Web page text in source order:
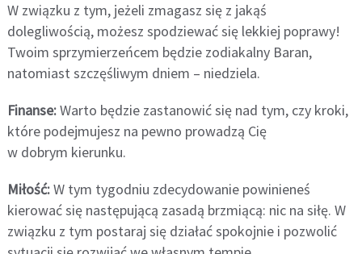
W związku z tym, jeżeli zmagasz się z jakąś
dolegliwością, możesz spodziewać się lekkiej poprawy!
Twoim sprzymierzeńcem będzie zodiakalny Baran,
natomiast szczęśliwym dniem – niedziela.
Finanse:Warto będzie zastanowić się nad tym, czy kroki,
które podejmujesz na pewno prowadzą Cię
w dobrym kierunku.
Miłość:W tym tygodniu zdecydowanie powinieneś
kierować się następującą zasadą brzmiącą: nic na siłę. W
związku z tym postaraj się działać spokojnie i pozwolić